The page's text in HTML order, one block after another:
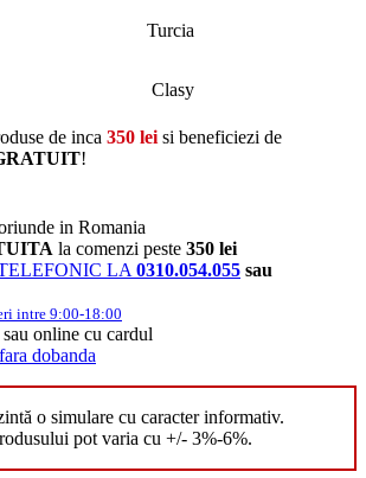
Turcia
Clasy
de inca 350 lei si beneficiezi de
!
in Romania
la comenzi peste 350 lei
LA 0310.054.055 sau
intre 9:00-18:00
online cu cardul
dobanda
o simulare cu caracter informativ.
pot varia cu +/- 3%-6%.